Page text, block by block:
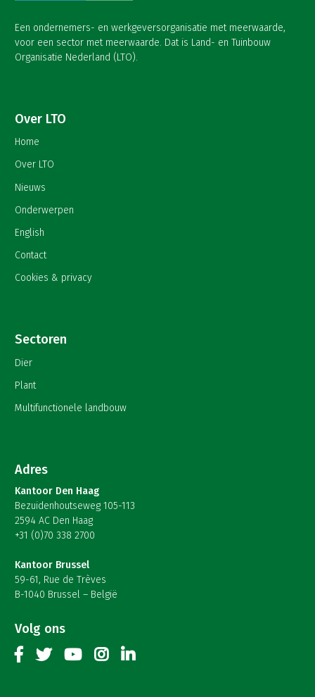
Een ondernemers- en werkgeversorganisatie met meerwaarde,
voor een sector met meerwaarde. Dat is Land- en Tuinbouw
Organisatie Nederland (LTO).
Over LTO
Home
Over LTO
Nieuws
Onderwerpen
English
Contact
Cookies & privacy
Sectoren
Dier
Plant
Multifunctionele landbouw
Adres
Kantoor Den Haag
Bezuidenhoutseweg 105-113
2594 AC Den Haag
+31 (0)70 338 2700
Kantoor Brussel
59-61, Rue de Trèves
B-1040 Brussel – België
Volg ons